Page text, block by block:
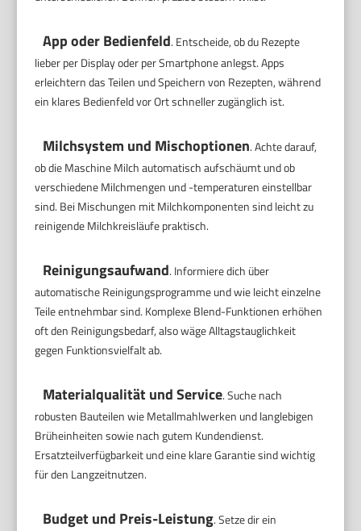
App oder Bedienfeld. Entscheide, ob du Rezepte
lieber per Display oder per Smartphone anlegst. Apps
erleichtern das Teilen und Speichern von Rezepten, während
ein klares Bedienfeld vor Ort schneller zugänglich ist.
Milchsystem und Mischoptionen. Achte darauf,
ob die Maschine Milch automatisch aufschäumt und ob
verschiedene Milchmengen und -temperaturen einstellbar
sind. Bei Mischungen mit Milchkomponenten sind leicht zu
reinigende Milchkreisläufe praktisch.
Reinigungsaufwand. Informiere dich über
automatische Reinigungsprogramme und wie leicht einzelne
Teile entnehmbar sind. Komplexe Blend-Funktionen erhöhen
oft den Reinigungsbedarf, also wäge Alltagstauglichkeit
gegen Funktionsvielfalt ab.
Materialqualität und Service. Suche nach
robusten Bauteilen wie Metallmahlwerken und langlebigen
Brüheinheiten sowie nach gutem Kundendienst.
Ersatzteilverfügbarkeit und eine klare Garantie sind wichtig
für den Langzeitnutzen.
Budget und Preis-Leistung. Setze dir ein